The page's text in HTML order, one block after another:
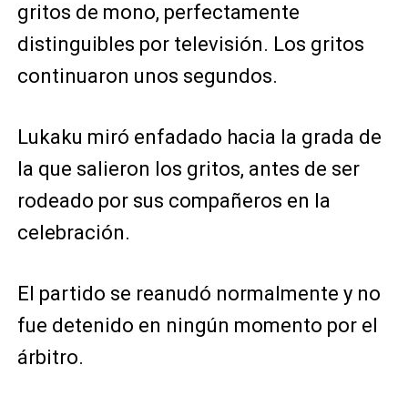
gritos de mono, perfectamente
distinguibles por televisión. Los gritos
continuaron unos segundos.
Lukaku miró enfadado hacia la grada de
la que salieron los gritos, antes de ser
rodeado por sus compañeros en la
celebración.
El partido se reanudó normalmente y no
fue detenido en ningún momento por el
árbitro.